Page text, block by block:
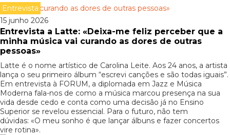
Entrevista
15 junho 2026
Entrevista a Latte: «Deixa-me feliz perceber que a
minha música vai curando as dores de outras
pessoas»
Latte é o nome artístico de Carolina Leite. Aos 24 anos, a artista
lança o seu primeiro álbum “escrevi canções e são todas iguais”.
Em entrevista à FORUM, a diplomada em Jazz e Música
Moderna fala-nos de como a música marcou presença na sua
vida desde cedo e conta como uma decisão já no Ensino
Superior se revelou essencial. Para o futuro, não tem
dúvidas: «O meu sonho é que lançar álbuns e fazer concertos
vire rotina».